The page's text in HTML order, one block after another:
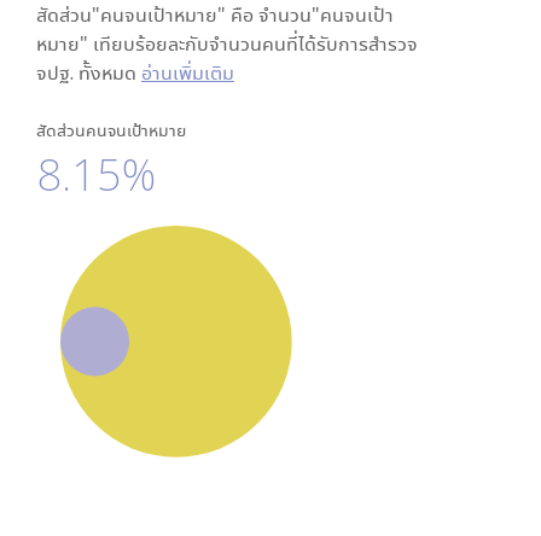
สัดส่วน"คนจนเป้าหมาย" คือ จำนวน"คนจนเป้า
หมาย" เทียบร้อยละกับจำนวนคนที่ได้รับการสำรวจ
จปฐ. ทั้งหมด อ่านเพิ่มเติม
สัดส่วนคนจนเป้าหมาย
8.15%